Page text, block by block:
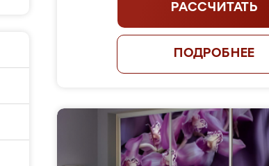
РАССЧИТАТЬ
ПОДРОБНЕЕ